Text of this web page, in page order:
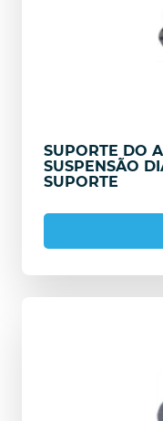
SUPORTE DO
SUSPENSÃO
SUPORTE